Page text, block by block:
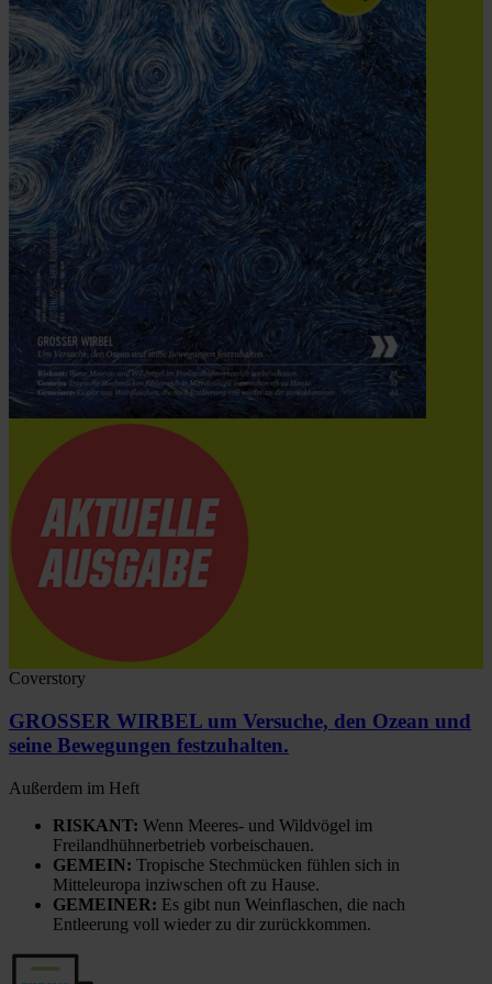
Coverstory
GROSSER WIRBEL um Versuche, den Ozean und
seine Bewegungen festzuhalten.
Außerdem im Heft
RISKANT: Wenn Meeres- und Wildvögel im
Freilandhühnerbetrieb vorbeischauen.
GEMEIN: Tropische Stechmücken fühlen sich in
Mitteleuropa inziwschen oft zu Hause.
GEMEINER: Es gibt nun Weinflaschen, die nach
Entleerung voll wieder zu dir zurückkommen.